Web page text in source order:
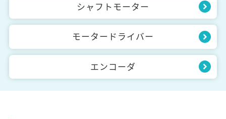
シャフトモーター
モータードライバー
エンコーダ